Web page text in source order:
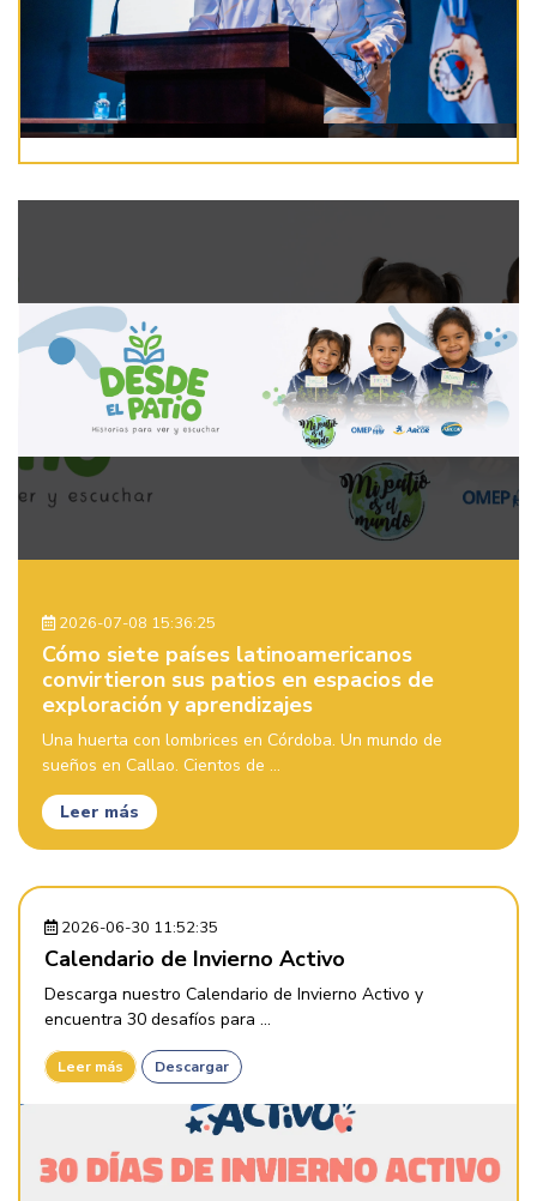
2026-07-08 15:36:25
Cómo siete países latinoamericanos
convirtieron sus patios en espacios de
exploración y aprendizajes
Una huerta con lombrices en Córdoba. Un mundo de
sueños en Callao. Cientos de ...
Leer más
2026-06-30 11:52:35
Calendario de Invierno Activo
Descarga nuestro Calendario de Invierno Activo y
encuentra 30 desafíos para ...
Leer más Descargar